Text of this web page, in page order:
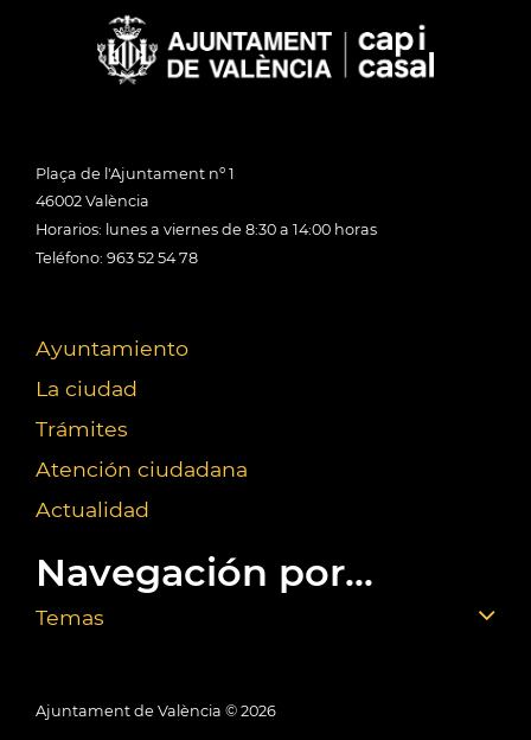
Plaça de l'Ajuntament nº 1
46002 València
Horarios: lunes a viernes de 8:30 a 14:00 horas
Teléfono: 963 52 54 78
Ayuntamiento
La ciudad
Trámites
Atención ciudadana
Actualidad
Navegación por...
Temas
Ajuntament de València © 2026